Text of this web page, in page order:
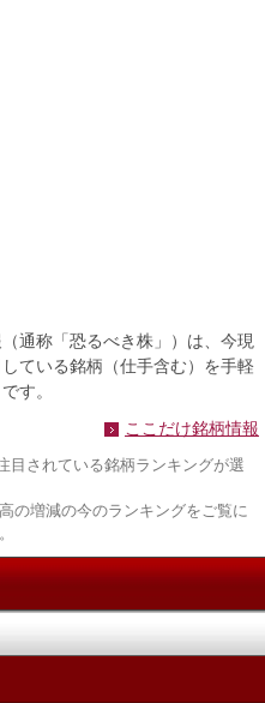
通称「恐るべき株」）は、今現
ている銘柄（仕手含む）を手軽
す。
ここだけ銘柄情報
目されている銘柄ランキングが選
の増減の今のランキングをご覧に